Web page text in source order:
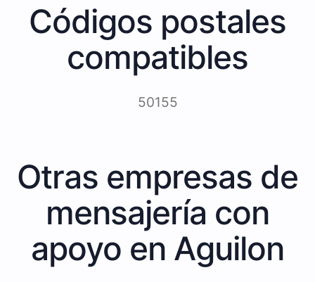
Códigos postales
compatibles
50155
Otras empresas de
mensajería con
apoyo en Aguilon